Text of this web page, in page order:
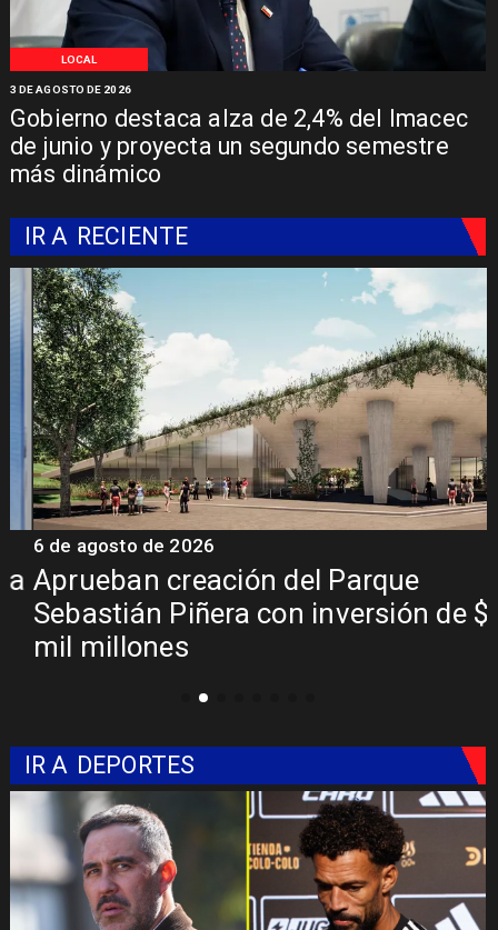
LOCAL
Gobierno destaca alza de 2,4% del Imacec
de junio y proyecta un segundo semestre
más dinámico
3 DE AGOSTO DE 2026
IR A RECIENTE
Aprueban creación del Parque
Sebastián Piñera con inversión de $4
mil millones
6 de agosto de 2026
IR A DEPORTES